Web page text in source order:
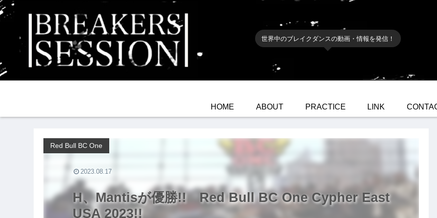
世界中のブレイクダンスの動画・情報を発信！
HOME ABOUT PRACTICE LINK
H、Mantisが優勝!! Red Bull BC One Cypher East
USA 2023!!
Red Bull BC One
2023.08.17